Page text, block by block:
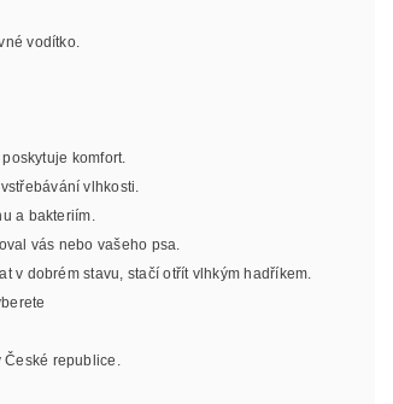
vodítko.
komfort.
vlhkosti.
a bakteriím.
vás nebo vašeho psa.
v dobrém stavu, stačí otřít vlhkým hadříkem.
republice.